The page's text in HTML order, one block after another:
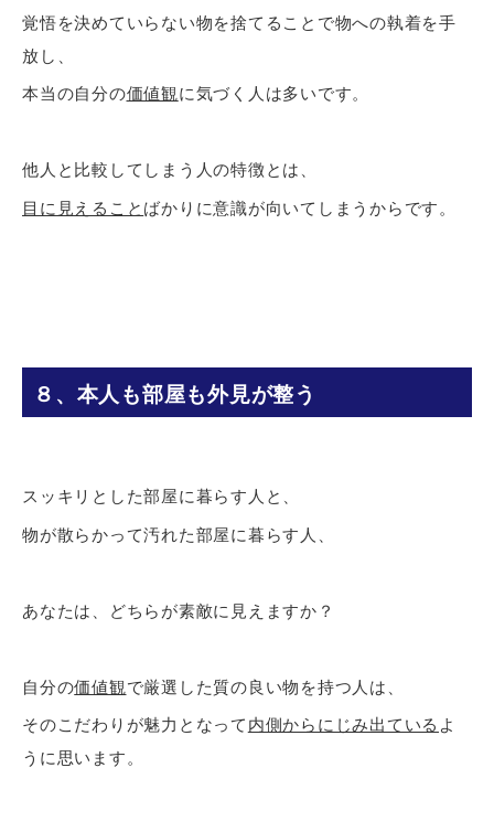
覚悟を決めていらない物を捨てることで物への執着を手
放し、
本当の自分の価値観 に気づく人は多いです。
他人と比較してしまう人の特徴とは、
目に見えること ばかりに意識が向いてしまうからです。
８、本人も部屋も外見が整う
スッキリとした部屋に暮らす人と、
物が散らかって汚れた部屋に暮らす人、
あなたは、どちらが素敵に見えますか？
自分の価値観 で厳選した質の良い物を持つ人は、
そのこだわりが魅力となって 内側からにじみ出ている よ
うに思います。